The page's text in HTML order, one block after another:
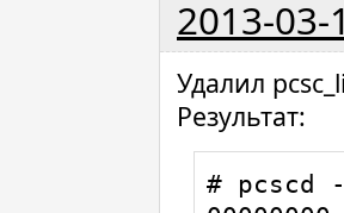
2013-03-
Удалил
Результат:
# pcscd